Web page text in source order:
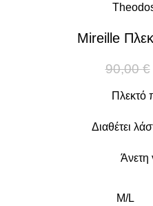
Mireille
90,00€
Πλεκτό
Διαθέτει
Άνετη
M/L